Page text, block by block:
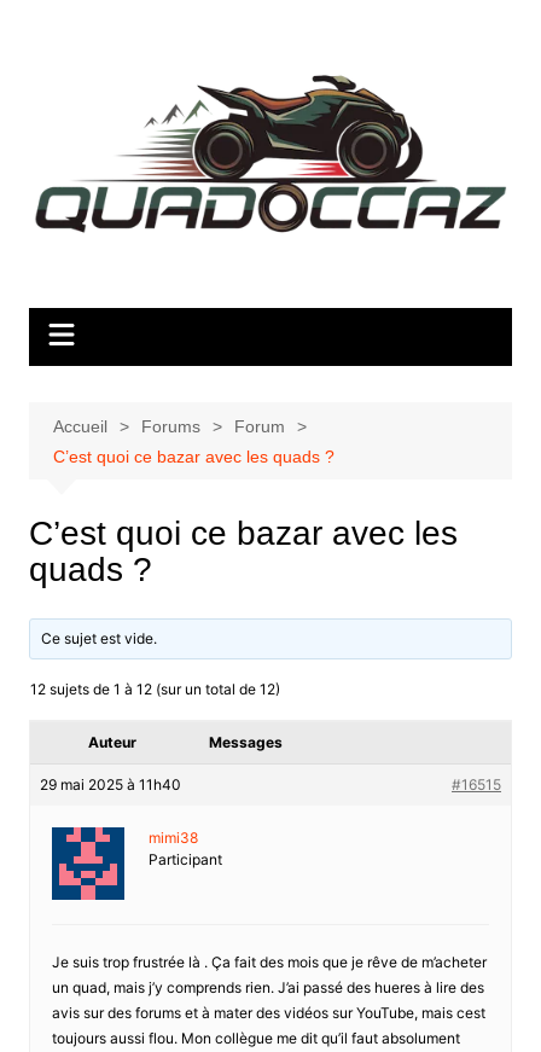
Accueil Forums
Forum
C’est quoi ce bazar avec les quads ?
C’est quoi ce bazar avec les
quads ?
Ce sujet est vide.
12 sujets de 1 à 12 (sur un total de 12)
Auteur Messages
29 mai 2025 à 11h40 #16515
mimi38
Participant
Je suis trop frustrée là . Ça fait des mois que je rêve de m’acheter
un quad, mais j’y comprends rien. J’ai passé des hueres à lire des
avis sur des forums et à mater des vidéos sur YouTube, mais cest
toujours aussi flou. Mon collègue me dit qu’il faut absolument